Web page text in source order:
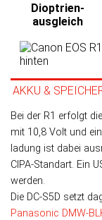
Dioptrien­
ausgleich
AKKU &
Bei der R1 er­folgt
mit 10,8 Volt und
ladung ist dabei
CIPA-Stan­dart. Ein
werden.
Die DC-S5D setzt
Panasonic DMW-